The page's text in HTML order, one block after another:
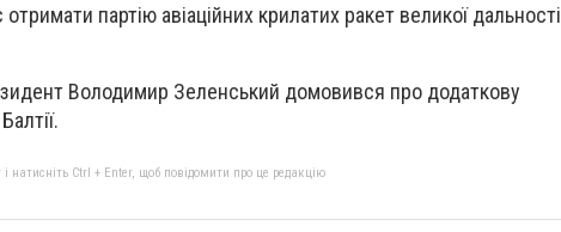
партію авіаційних крилатих ракет великої дальності
Володимир Зеленський домовився про додаткову
натисніть Ctrl + Enter, щоб повідомити про це редакцію